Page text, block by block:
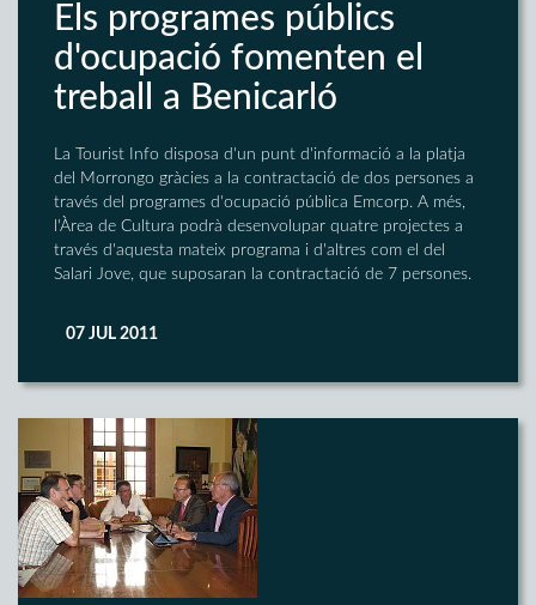
Els programes públics
d'ocupació fomenten el
treball a Benicarló
La Tourist Info disposa d'un punt d'informació a la platja
del Morrongo gràcies a la contractació de dos persones a
través del programes d'ocupació pública Emcorp. A més,
l'Àrea de Cultura podrà desenvolupar quatre projectes a
través d'aquesta mateix programa i d'altres com el del
Salari Jove, que suposaran la contractació de 7 persones.
07 JUL 2011